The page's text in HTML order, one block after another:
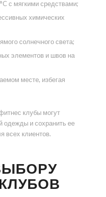
с мягкими средствами;
химических
солнечного света;
элементов и швов на
месте, избегая
клубы могут
одежды и сохранить ее
всех клиентов.